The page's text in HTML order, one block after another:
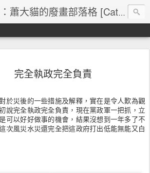
廢紙背面塗鴉：蕭大貓的廢畫部落格 [Cat's blog]
完全執政完全負責
於災後的一些措施及解釋，實在是令人歎為觀
說完全執政完全負責，現在黨政軍一把抓，立
可以好好做事的機會，結果沒想到一年多了不
次風災水災還完全把這政府打出低能無能又白